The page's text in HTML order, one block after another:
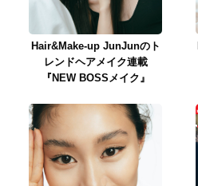
Hair&Make-up JunJunのト
レンドヘアメイク連載
『NEW BOSSメイク』